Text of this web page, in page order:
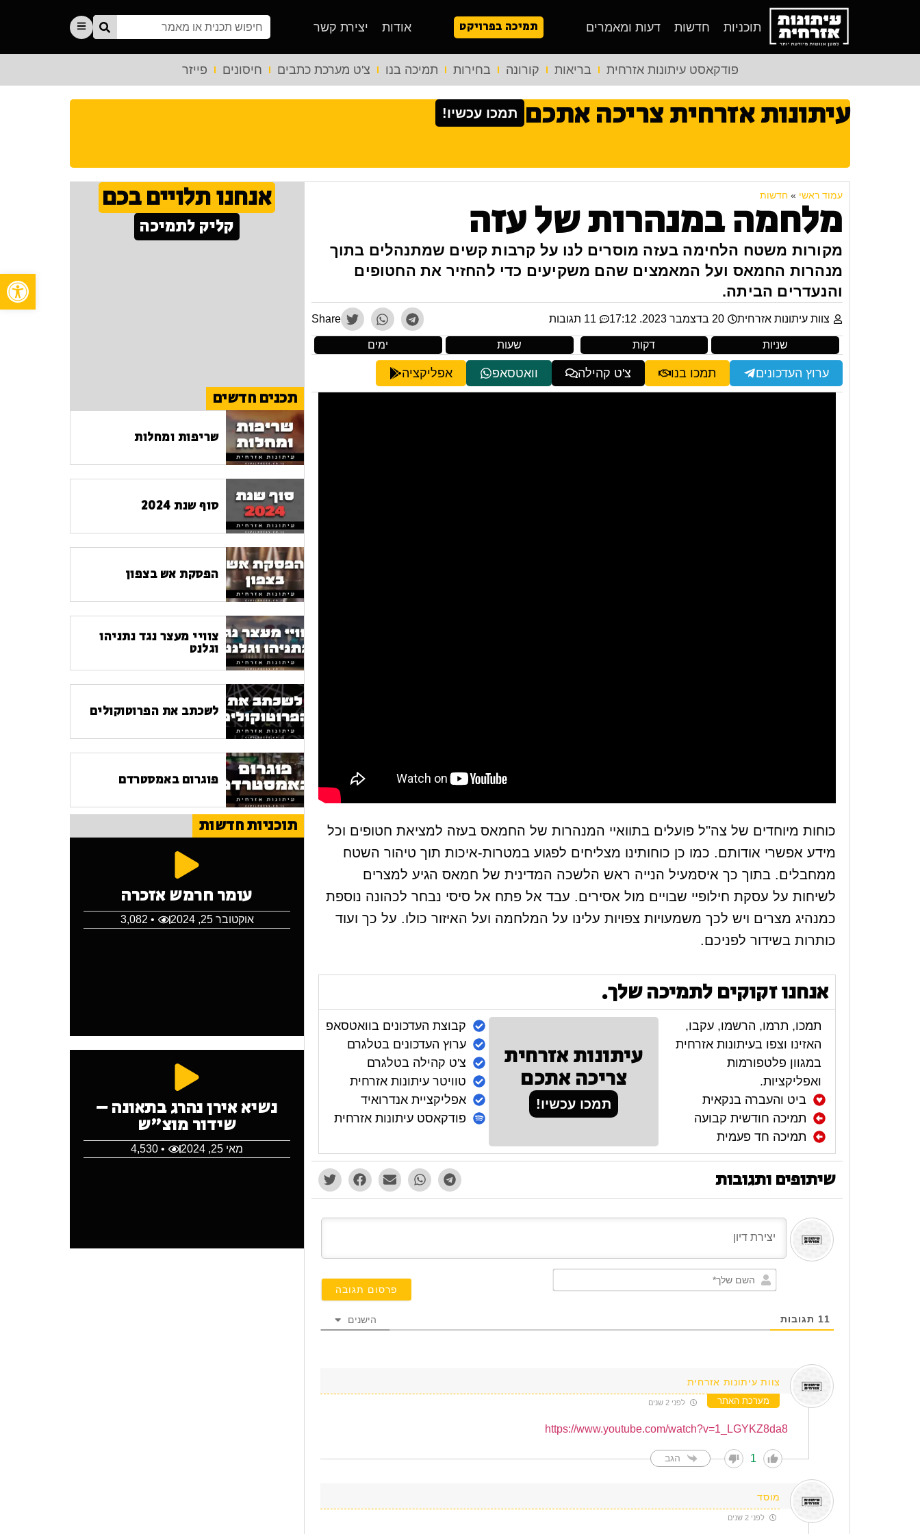
תוכניות חדשות דעות ומאמרים תמיכה בפרויקט אודות יצירת קשר
פודקאסט עיתונות אזרחית בריאות קורונה בחירות תמיכה בנו צ'ט מערכת כתבים חיסונים פייזר
עיתונות אזרחית צריכה אתכם תמכו עכשיו!
עמוד ראשי » חדשות
מלחמה במנהרות של עזה
מקורות משטח הלחימה בעזה מוסרים לנו על קרבות קשים שמתנהלים בתוך
מנהרות החמאס ועל המאמצים שהם משקיעים כדי להחזיר את החטופים
והנעדרים הביתה.
צוות עיתונות אזרחית 20 בדצמבר 2023. 17:12 11 תגובות Share
ימים שעות דקות שניות
ערוץ העדכונים תמכו בנו צ'ט קהילה וואטסאפ אפליקציה
כוחות מיוחדים של צה"ל פועלים בתוואיי המנהרות של החמאס בעזה למציאת חטופים וכל
מידע אפשרי אודותם. כמו כן כוחותינו מצליחים לפגוע במטרות-איכות תוך טיהור השטח
ממחבלים. בתוך כך איסמעיל הנייה ראש הלשכה המדינית של חמאס הגיע למצרים
לשיחות על עסקת חילופיי שבויים מול אסירים. עבד אל פתח אל סיסי נבחר לכהונה נוספת
כמנהיג מצרים ויש לכך משמעויות צפויות עלינו על המלחמה ועל האיזור כולו. על כך ועוד
כותרות בשידור לפניכם.
אנחנו זקוקים לתמיכה שלך.
תמכו, תרמו, הרשמו, עקבו,
האזינו וצפו בעיתונות אזרחית
במגוון פלטפורמות
ואפליקציות.
ביט והעברה בנקאית
תמיכה חודשית קבועה
תמיכה חד פעמית
עיתונות אזרחית
צריכה אתכם
תמכו עכשיו!
קבוצת העדכונים בוואטסאפ
ערוץ העדכונים בטלגרם
צ'ט קהילה בטלגרם
טוויטר עיתונות אזרחית
אפליקציית אנדרואיד
פודקאסט עיתונות אזרחית
שיתופים ותגובות
השם
11 תגובות הישנים
צוות עיתונות אזרחית
מערכת האתר לפני 2 שנים
https://www.youtube.com/watch?v=1_LGYKZ8da8
1 הגב
מוסד
לפני 2 שנים
אנחנו תלויים בכם
קליק לתמיכה
תכנים חדשים
שריפות ומחלות
סוף שנת 2024
הפסקת אש בצפון
צוויי מעצר נגד נתניהו
וגלנט
לשכתב את הפרוטוקולים
פוגרום באמסטרדם
תוכניות חדשות
עומר חרמש אזכרה
אוקטובר 25, 2024 • 3,082
נשיא אירן נהרג בתאונה –
שידור מוצ"ש
מאי 25, 2024 • 4,530